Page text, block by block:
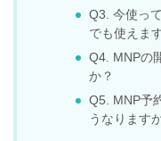
Q3. 今使っ
でも使えま
Q4. MNPの
か？
Q5. MNP予
うなります